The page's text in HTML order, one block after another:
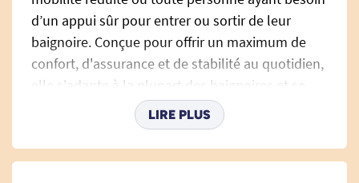
d’un appui sûr pour entrer ou sortir de leur
baignoire. Conçue pour offrir un maximum de
confort, d'assurance et de stabilité au quotidien,
elle s'adapte à la plupart des baignoires et se
fixe rapidement sans outil, pour accompagner
chaque geste en toute sérénité. L’utilisation de
labarre d’appuidans la salle de bain s’avère
LIRE PLUS